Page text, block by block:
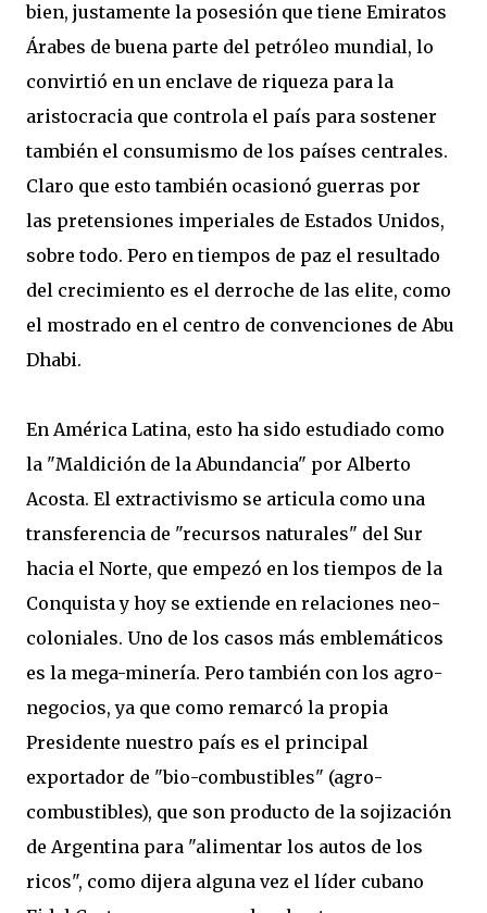
bien, justamente la posesión que tiene Emiratos
Árabes de buena parte del petróleo mundial, lo
convirtió en un enclave de riqueza para la
aristocracia que controla el país para sostener
también el consumismo de los países centrales.
Claro que esto también ocasionó guerras por
las pretensiones imperiales de Estados Unidos,
sobre todo. Pero en tiempos de paz el resultado
del crecimiento es el derroche de las elite, como
el mostrado en el centro de convenciones de Abu
Dhabi.
En América Latina, esto ha sido estudiado como
la "Maldición de la Abundancia" por Alberto
Acosta. El extractivismo se articula como una
transferencia de "recursos naturales" del Sur
hacia el Norte, que empezó en los tiempos de la
Conquista y hoy se extiende en relaciones neo-
coloniales. Uno de los casos más emblemáticos
es la mega-minería. Pero también con los agro-
negocios, ya que como remarcó la propia
Presidente nuestro país es el principal
exportador de "bio-combustibles" (agro-
combustibles), que son producto de la sojización
de Argentina para "alimentar los autos de los
ricos", como dijera alguna vez el líder cubano